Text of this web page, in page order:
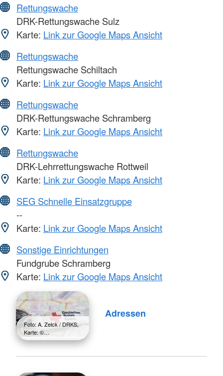
Rettungswache
DRK-Rettungswache Sulz
Karte: Link zur Google Maps Ansicht
Rettungswache
Rettungswache Schiltach
Karte: Link zur Google Maps Ansicht
Rettungswache
DRK-Rettungswache Schramberg
Karte: Link zur Google Maps Ansicht
Rettungswache
DRK-Lehrrettungswache Rottweil
Karte: Link zur Google Maps Ansicht
SEG Schnelle Einsatzgruppe
--
Karte: Link zur Google Maps Ansicht
Sonstige Einrichtungen
Fundgrube Schramberg
Karte: Link zur Google Maps Ansicht
Foto: A. Zelck / DRKS,
Karte: ©…
Adressen